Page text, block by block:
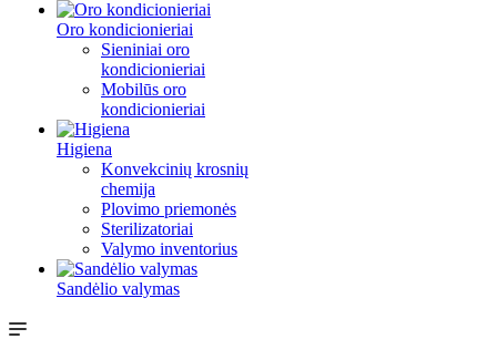
Oro kondicionieriai
Sieniniai oro
kondicionieriai
Mobilūs oro
kondicionieriai
Higiena
Konvekcinių krosnių
chemija
Plovimo priemonės
Sterilizatoriai
Valymo inventorius
Sandėlio valymas